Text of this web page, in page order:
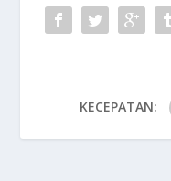
KECEPATAN: